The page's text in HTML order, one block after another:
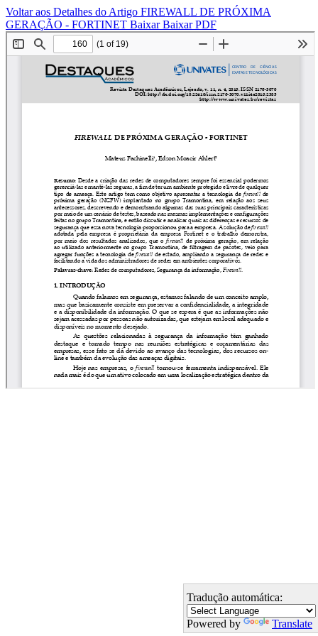
Voltar aos Detalhes do Artigo FIREWALL DE PRÓXIMA
GERAÇÃO - FORTINET BaixarBaixar PDF
Tradução automática:
Powered by Translate